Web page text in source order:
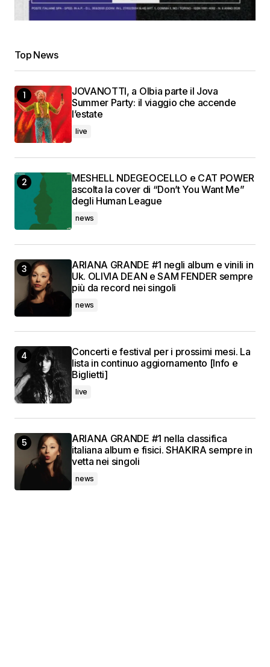
Top News
JOVANOTTI, a Olbia parte il Jova
Summer Party: il viaggio che accende
l’estate
live
MESHELL NDEGEOCELLO e CAT POWER
ascolta la cover di “Don’t You Want Me”
degli Human League
news
ARIANA GRANDE #1 negli album e vinili in
Uk. OLIVIA DEAN e SAM FENDER sempre
più da record nei singoli
news
Concerti e festival per i prossimi mesi. La
lista in continuo aggiornamento [Info e
Biglietti]
live
ARIANA GRANDE #1 nella classifica
italiana album e fisici. SHAKIRA sempre in
vetta nei singoli
news